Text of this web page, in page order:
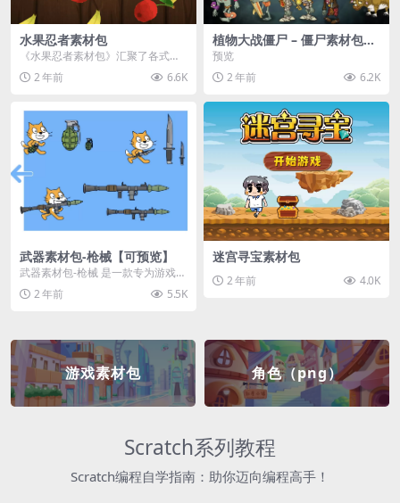
水果忍者素材包
《水果忍者素材包》汇聚了各式鲜
美诱人的水果图像与清脆悦耳的切
割音效，专为追求极致...
2 年前 6.6K
植物大战僵尸 – 僵尸素材包
【可预览】
预览
2 年前
6.2K
武器素材包-枪械【可预览】
武器素材包-枪械 是一款专为游戏开
发者和创作者设计的素材包，包含
多种高质量的枪械...
2 年前 5.5K
迷宫寻宝素材包
2 年前 4.0K
游戏素材包 角色（png）
Scratch系列教程
Scratch编程自学指南：助你迈向编程高手！